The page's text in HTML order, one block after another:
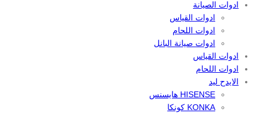
ادوات الصيانة
ادوات القياس
ادوات اللحام
ادوات صيانة البانل
ادوات القياس
ادوات اللحام
الايدح ليد
HISENSE هايسنس
KONKA كونكا